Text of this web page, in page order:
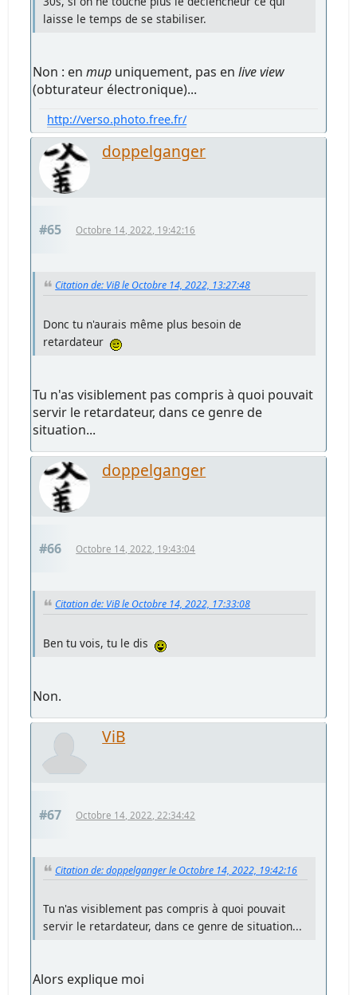
laisse le temps de se stabiliser.
Non : enmup uniquement, pas enlive view
(obturateur électronique)...
http://verso.photo.free.fr/
doppelganger
#65 Octobre 14, 2022, 19:42:16
Citation de: ViB le Octobre 14, 2022, 13:27:48
Donc tu n'aurais même plus besoin de
retardateur
Tu n'as visiblement pas compris à quoi pouvait
servir le retardateur, dans ce genre de
situation...
doppelganger
#66 Octobre 14, 2022, 19:43:04
Citation de: ViB le Octobre 14, 2022, 17:33:08
Ben tu vois, tu le dis
Non.
ViB
#67 Octobre 14, 2022, 22:34:42
Citation de: doppelganger le Octobre 14, 2022, 19:42:16
Tu n'as visiblement pas compris à quoi pouvait
servir le retardateur, dans ce genre de situation...
Alors explique moi